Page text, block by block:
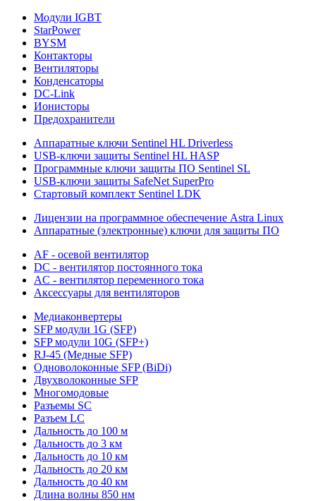
Модули IGBT
StarPower
BYSM
Контакторы
Вентиляторы
Конденсаторы
DC-Link
Ионисторы
Предохранители
Аппаратные ключи Sentinel HL Driverless
USB-ключи защиты Sentinel HL HASP
Программные ключи защиты ПО Sentinel SL
USB-ключи защиты SafeNet SuperPro
Стартовый комплект Sentinel LDK
Лицензии на программное обеспечение Astra Linux
Аппаратные (электронные) ключи для защиты ПО
AF - осевой вентилятор
DC - вентилятор постоянного тока
AC - вентилятор переменного тока
Аксессуары для вентиляторов
Медиаконвертеры
SFP модули 1G (SFP)
SFP модули 10G (SFP+)
RJ-45 (Медные SFP)
Одноволоконные SFP (BiDi)
Двухволоконные SFP
Многомодовые
Разъемы SC
Разъем LC
Дальность до 100 м
Дальность до 3 км
Дальность до 10 км
Дальность до 20 км
Дальность до 40 км
Длина волны 850 нм